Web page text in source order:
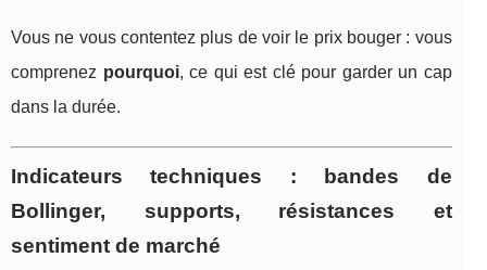
Vous ne vous contentez plus de voir le prix bouger : vous
comprenez pourquoi, ce qui est clé pour garder un cap
dans la durée.
Indicateurs techniques : bandes de
Bollinger, supports, résistances et
sentiment de marché